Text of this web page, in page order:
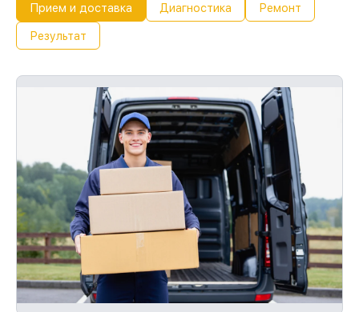
Прием и доставка Диагностика Ремонт
Результат